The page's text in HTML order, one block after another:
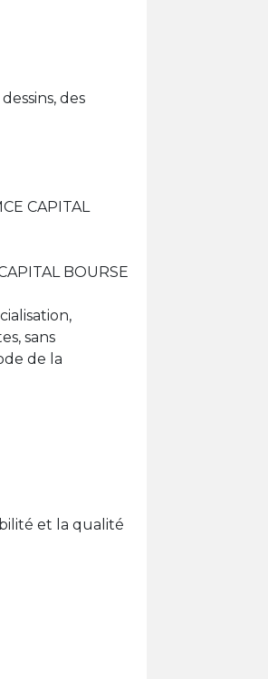
des
CAPITAL
BOURSE
sans
de la
et la qualité